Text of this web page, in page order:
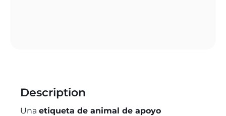
Description
Una etiqueta de animal de apoyo